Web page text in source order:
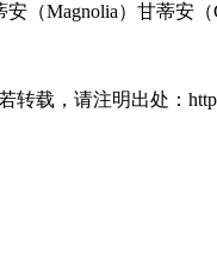
（Magnolia）甘蒂安
载，请注明出处：